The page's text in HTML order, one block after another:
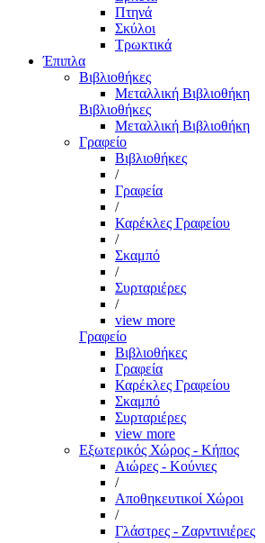
Πτηνά
Σκύλοι
Τρωκτικά
Έπιπλα
Βιβλιοθήκες
Μεταλλική Βιβλιοθήκη
Βιβλιοθήκες
Μεταλλική Βιβλιοθήκη
Γραφείο
Βιβλιοθήκες
/
Γραφεία
/
Καρέκλες Γραφείου
/
Σκαμπό
/
Συρταριέρες
/
view more
Γραφείο
Βιβλιοθήκες
Γραφεία
Καρέκλες Γραφείου
Σκαμπό
Συρταριέρες
view more
Εξωτερικός Χώρος - Κήπος
Αιώρες - Κούνιες
/
Αποθηκευτικοί Χώροι
/
Γλάστρες - Ζαρντινιέρες